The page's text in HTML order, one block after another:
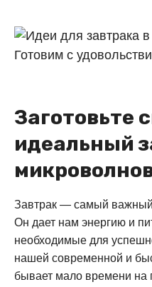
Заготовьте
идеальный
Завтрак — самый
Он дает нам энергию и
необходимые для
нашей современной и
бывает мало времени на